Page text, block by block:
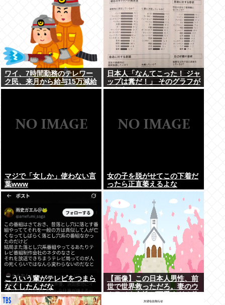
ワイ、7時間勤務のテレワー
ク民、来月から給与15万減給
日本人「なんてこった！ ジャ
ップは糞だ！」 そのグラフが
こちら。
マジで「女しか」使わない言
葉www
女の子を脱がせてこの下着だ
ったら正直萎えるよな
こういう輩がテレビをつまら
なくしたんだな
【画像】この日本人男性、前
世で世界救っただろ。妻のウ